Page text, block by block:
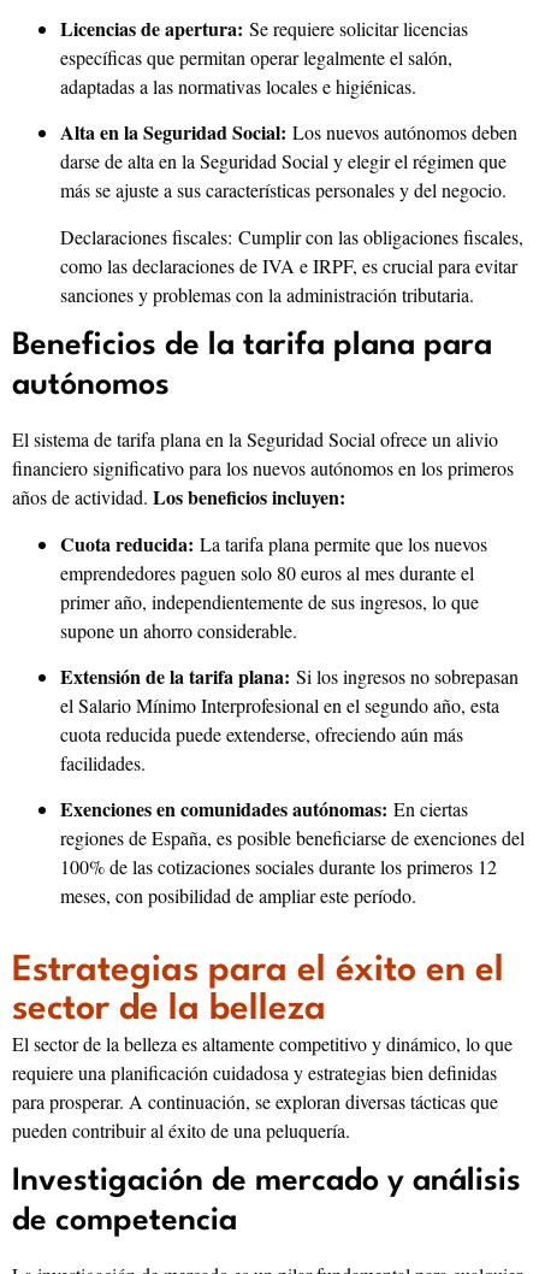
Licencias de apertura: Se requiere solicitar licencias
específicas que permitan operar legalmente el salón,
adaptadas a las normativas locales e higiénicas.
Alta en la Seguridad Social: Los nuevos autónomos deben
darse de alta en la Seguridad Social y elegir el régimen que
más se ajuste a sus características personales y del negocio.
Declaraciones fiscales: Cumplir con las obligaciones fiscales,
como las declaraciones de IVA e IRPF, es crucial para evitar
sanciones y problemas con la administración tributaria.
Beneficios de la tarifa plana para
autónomos
El sistema de tarifa plana en la Seguridad Social ofrece un alivio
financiero significativo para los nuevos autónomos en los primeros
años de actividad. Los beneficios incluyen:
Cuota reducida: La tarifa plana permite que los nuevos
emprendedores paguen solo 80 euros al mes durante el
primer año, independientemente de sus ingresos, lo que
supone un ahorro considerable.
Extensión de la tarifa plana: Si los ingresos no sobrepasan
el Salario Mínimo Interprofesional en el segundo año, esta
cuota reducida puede extenderse, ofreciendo aún más
facilidades.
Exenciones en comunidades autónomas: En ciertas
regiones de España, es posible beneficiarse de exenciones del
100% de las cotizaciones sociales durante los primeros 12
meses, con posibilidad de ampliar este período.
Estrategias para el éxito en el
sector de la belleza
El sector de la belleza es altamente competitivo y dinámico, lo que
requiere una planificación cuidadosa y estrategias bien definidas
para prosperar. A continuación, se exploran diversas tácticas que
pueden contribuir al éxito de una peluquería.
Investigación de mercado y análisis
de competencia